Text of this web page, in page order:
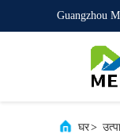
Guangzhou
घर>